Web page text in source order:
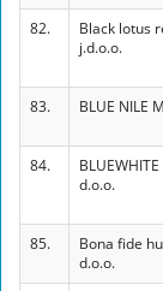
82.
Black lotus
j.d.o.o.
83.
BLUE NILE
84.
BLUEWHITE
d.o.o.
85.
Bona fide
d.o.o.